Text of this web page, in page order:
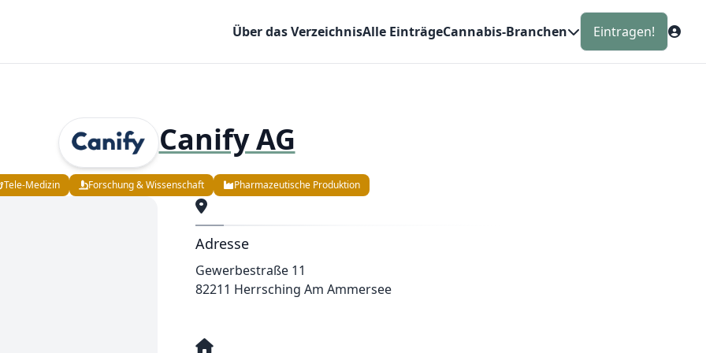
Über das VerzeichnisAlle EinträgeCannabis-Branchen Eintragen!
Canify AG
Tele-Medizin Forschung & Wissenschaft Pharmazeutische Produktion
Adresse
Gewerbestraße 11
82211 Herrsching Am Ammersee